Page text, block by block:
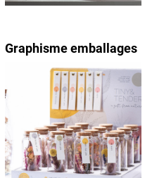
Graphisme emballages